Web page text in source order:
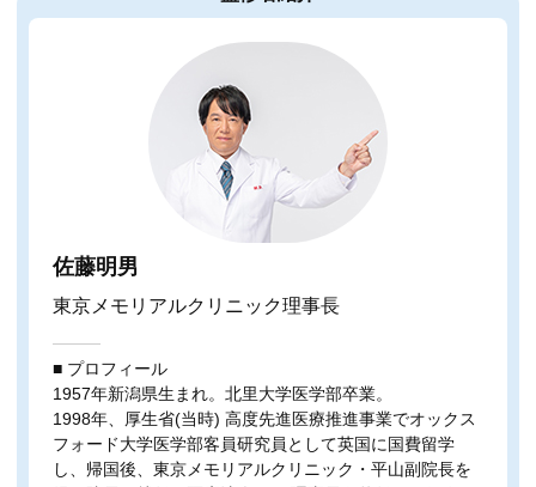
佐藤明男
東京メモリアルクリニック理事長
■ プロフィール
1957年新潟県生まれ。北里大学医学部卒業。
1998年、厚生省(当時) 高度先進医療推進事業でオックス
フォード大学医学部客員研究員として英国に国費留学
し、帰国後、東京メモリアルクリニック・平山副院長を